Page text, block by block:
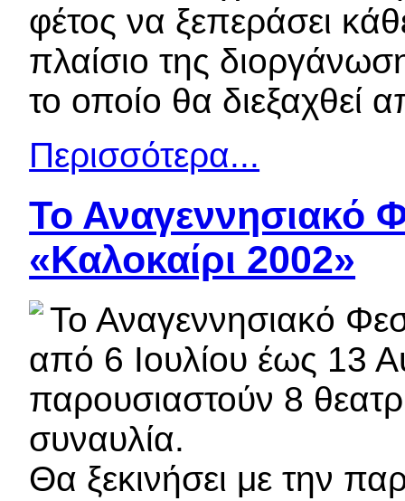
φέτος να ξεπεράσει
πλαίσιο της
το οποίο θα διεξαχθεί
Περισσότερα...
Το Αναγεννησιακό
«Καλοκαίρι 2002»
Το Αναγεννησιακό
από 6 Ιουλίου έως 13
παρουσιαστούν 8
συναυλία.
Θα ξεκινήσει με την